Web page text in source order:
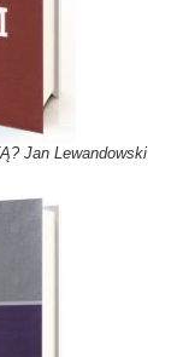
Jan Lewandowski